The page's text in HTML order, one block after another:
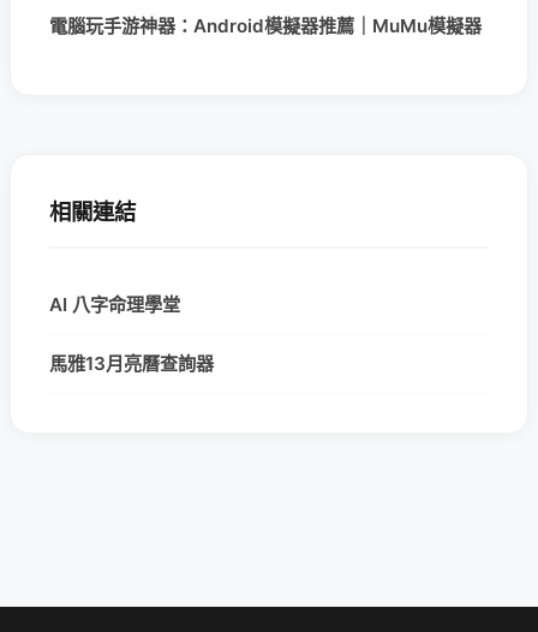
電腦玩手游神器：Android模擬器推薦｜MuMu模擬器
相關連結
AI 八字命理學堂
馬雅13月亮曆查詢器